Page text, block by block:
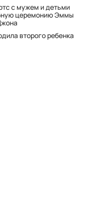
с мужем и детьми
церемонию Эммы
второго ребенка